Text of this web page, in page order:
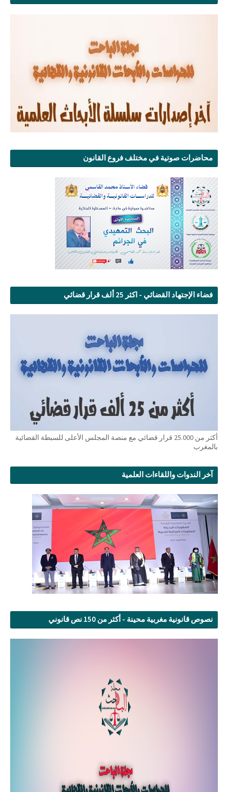
محاضرات صوتية في مختلف فروع القانون
فضاء الإجتهاد القضائي - اكثر 25 ألف قرار قضائي
أكثر من 25.000 قرار قضائي مع منصة المجلس الأعلى للسبطة القضائية
بالمغرب
آخر الندوات واللقاءات العلمية
نصوص قانونية مغربية محينة - أكثر من 150 نص قانوني